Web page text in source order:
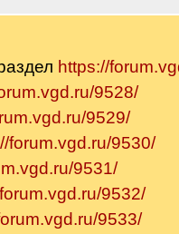
https://
9528/
9529/
forum.vgd.ru/9530/
9531/
9532/
9533/